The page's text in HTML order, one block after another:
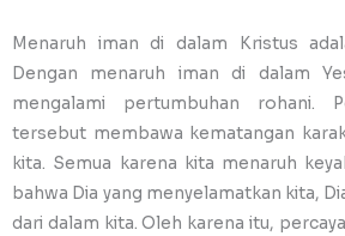
Menaruh iman di dalam Kristus
Dengan menaruh iman di dalam
mengalami pertumbuhan rohani.
tersebut membawa kematangan
kita. Semua karena kita menaruh
bahwa Dia yang menyelamatkan kita,
dari dalam kita. Oleh karena itu,